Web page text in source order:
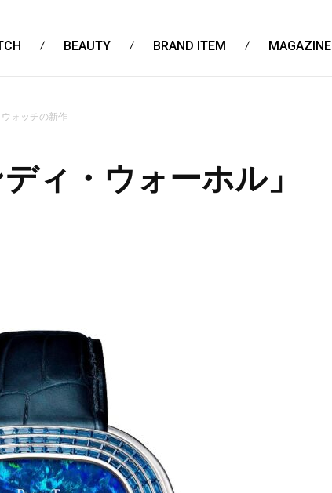
BEAUTY BRAND ITEM MAGAZINE
ォッチの新作
ィ・ウォーホル」